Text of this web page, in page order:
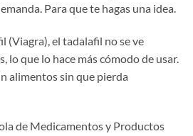
Para que te hagas una idea.
(Viagra), el tadalafil no se ve
lo que lo hace más cómodo de usar.
alimentos sin que pierda
de Medicamentos y Productos